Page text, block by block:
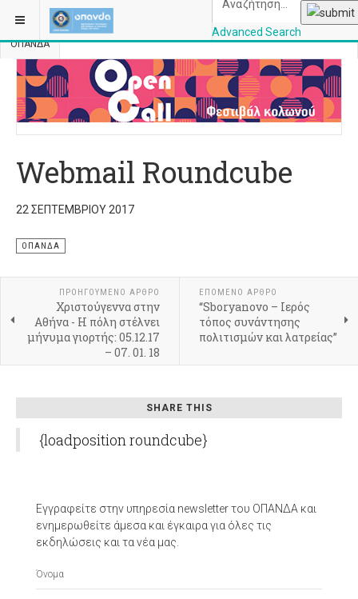
Advanced Search
ΒΡΊΣΚΕΣΤΕ ΕΔΏ: ΑΡΧΙΚΉ ΥΠΗΡΕΣΊΕΣ – ΔΙΕΥΘΎΝΣΕΙΣ
ΟΠΑΝΔΑ
Webmail Roundcube
22 ΣΕΠΤΕΜΒΡΊΟΥ 2017
ΟΠΑΝΔΑ
ΠΡΟΗΓΟΎΜΕΝΟ ΆΡΘΡΟ
Χριστούγεννα στην
Αθήνα - Η πόλη στέλνει
μήνυμα γιορτής: 05.12.17
– 07. 01. 18
ΕΠΌΜΕΝΟ ΆΡΘΡΟ
“Sboryanovo – Ιερός
τόπος συνάντησης
πολιτισμών και λατρείας”
SHARE THIS
{loadposition roundcube}
Εγγραφείτε στην υπηρεσία newsletter του ΟΠΑΝΔΑ και
ενημερωθείτε άμεσα και έγκαιρα για όλες τις
εκδηλώσεις και τα νέα μας.